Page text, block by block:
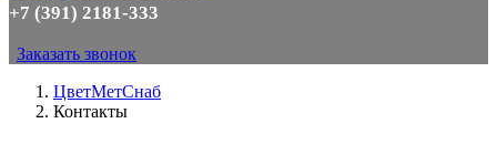
+7 (391) 2181-333
Заказать звонок
ЦветМетСнаб
Контакты